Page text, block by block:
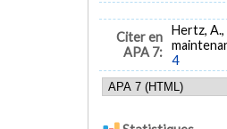
Citer en
APA 7:
Hertz,
4